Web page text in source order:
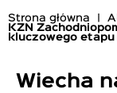
Ścieżka
nawigacyjna
Strona główna
KZN
kluczowego
Wiecha